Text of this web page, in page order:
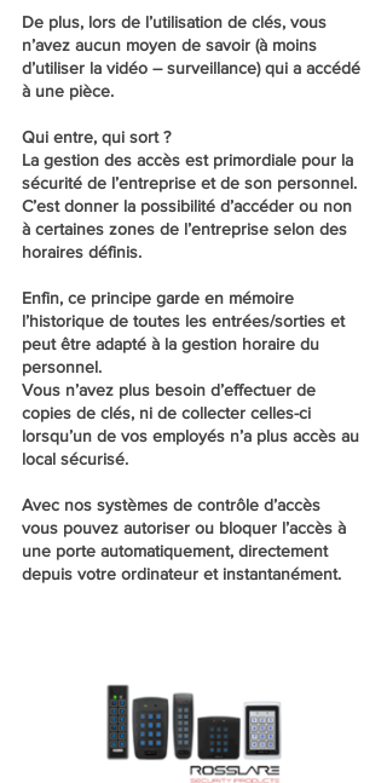
De plus, lors de l’utilisation de clés, vous
n’avez aucun moyen de savoir (à moins
d’utiliser la vidéo – surveillance) qui a accédé
à une pièce.
Qui entre, qui sort ?
La gestion des accès est primordiale pour la
sécurité de l’entreprise et de son personnel.
C’est donner la possibilité d’accéder ou non
à certaines zones de l’entreprise selon des
horaires définis.
Enfin, ce principe garde en mémoire
l’historique de toutes les entrées/sorties et
peut être adapté à la gestion horaire du
personnel.
Vous n’avez plus besoin d’effectuer de
copies de clés, ni de collecter celles-ci
lorsqu’un de vos employés n’a plus accès au
local sécurisé.
Avec nos systèmes de contrôle d’accès
vous pouvez autoriser ou bloquer l’accès à
une porte automatiquement, directement
depuis votre ordinateur et instantanément.